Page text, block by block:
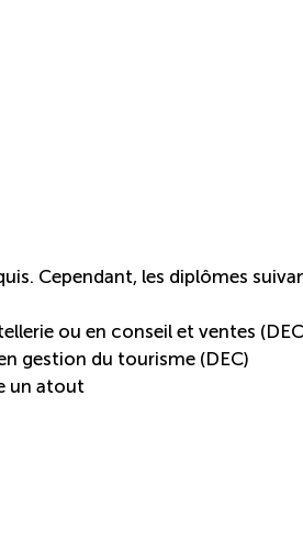
Cependant, les diplômes
ou en conseil et ventes
gestion du tourisme (DEC)
un atout